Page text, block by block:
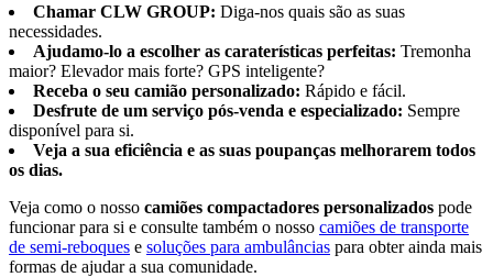
Chamar CLW GROUP: Diga-nos quais são as suas
necessidades.
Ajudamo-lo a escolher as caraterísticas perfeitas: Tremonha
maior? Elevador mais forte? GPS inteligente?
Receba o seu camião personalizado: Rápido e fácil.
Desfrute de um serviço pós-venda e especializado: Sempre
disponível para si.
Veja a sua eficiência e as suas poupanças melhorarem todos
os dias.
Veja como o nosso camiões compactadores personalizados pode
funcionar para si e consulte também o nosso camiões de transporte
de semi-reboques e soluções para ambulâncias para obter ainda mais
formas de ajudar a sua comunidade.